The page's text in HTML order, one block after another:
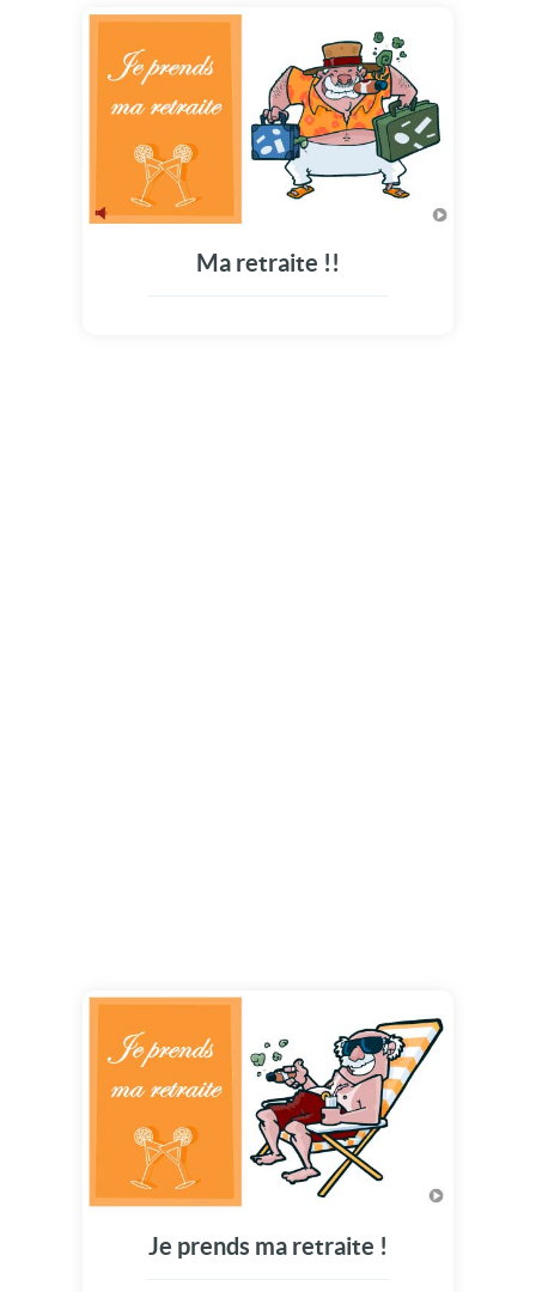
Ma retraite !!
Je prends ma retraite !